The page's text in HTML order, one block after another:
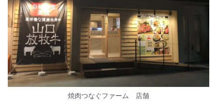
焼肉つなぐファーム 店舗